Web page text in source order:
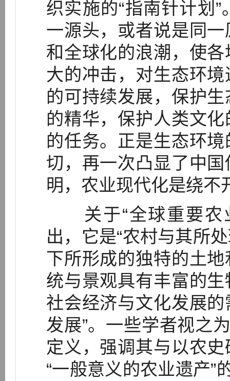
织实施的“指南针计划
一源头，或者说是同
和全球化的浪潮，使
大的冲击，对生态环
的可持续发展，保护
的精华，保护人类文
的任务。正是生态环
切，再一次凸显了中
明，农业现代化是绕不
关于“全球重要农
出，它是“农村与其所
下所形成的独特的土
统与景观具有丰富的
社会经济与文化发展
发展”。一些学者视之
定义，强调其与以农
“一般意义的农业遗产”